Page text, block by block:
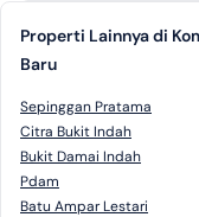
Properti Lainnya di
Baru
Sepinggan Pratama
Citra Bukit Indah
Bukit Damai Indah
Pdam
Batu Ampar Lestari